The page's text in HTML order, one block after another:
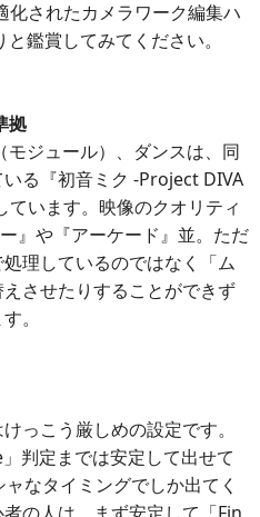
されたカメラワーク編集ハ
鑑賞してみてください。
拠
ジュール）、ダンスは、同
る『初音ミク -Project DIVA
います。映像のクオリティ
』や『アーケード』並。ただ
理しているのではなく「ム
させたりすることができず
。
っこう厳しめの設定です。
判定までは安定して出せて
なタイミングでしか出てく